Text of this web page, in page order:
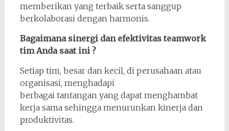
memberikan yang terbaik serta sanggup
berkolaborasi dengan harmonis.
Bagaimana sinergi dan efektivitas teamwork
tim Anda saat ini ?
Setiap tim, besar dan kecil, di perusahaan atau
organisasi, menghadapi
berbagai tantangan yang dapat menghambat
kerja sama sehingga menurunkan kinerja dan
produktivitas.